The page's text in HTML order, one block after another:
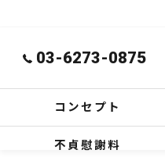
03-6273-0875
コンセプト
不貞慰謝料